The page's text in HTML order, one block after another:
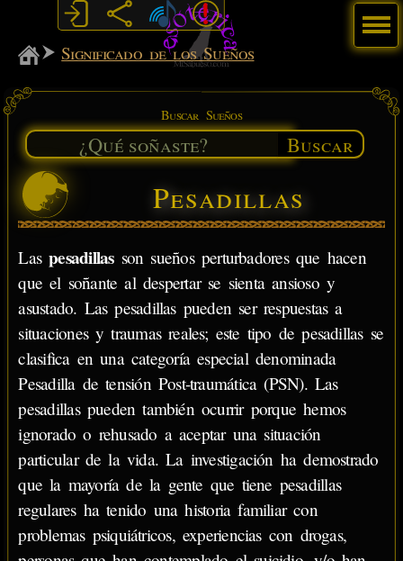
MiSabueso
Significado de los Sueños
Buscar Sueños
Buscar
Pesadillas
Laspesadillasson sueños perturbadores que hacen
que el soñante al despertar se sienta ansioso y
asustado. Las pesadillas pueden ser respuestas a
situaciones y traumas reales; este tipo de pesadillas se
clasifica en una categoría especial denominada
Pesadilla de tensión Post-traumática (PSN). Las
pesadillas pueden también ocurrir porque hemos
ignorado o rehusado a aceptar una situación
particular de la vida. La investigación ha demostrado
que la mayoría de la gente que tiene pesadillas
regulares ha tenido una historia familiar con
problemas psiquiátricos, experiencias con drogas,
Menú